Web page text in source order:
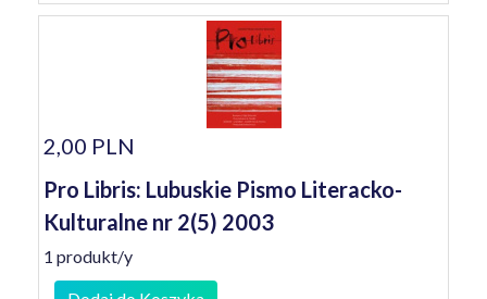
2,00 PLN
Pro Libris: Lubuskie Pismo Literacko-
Kulturalne nr 2(5) 2003
1 produkt/y